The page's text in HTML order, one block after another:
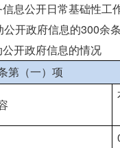
息公开日常基础性工
开政府信息的300余条
开政府信息的情况
第（一）项